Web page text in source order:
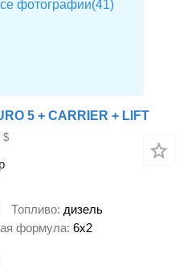
5 + CARRIER + LIFT
$
Топливо дизель
формула 6x2